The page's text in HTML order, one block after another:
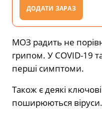
ДОДАТИ ЗАРАЗ
МОЗ радить не
грипом. У COVID-19
перші симптоми.
Також є деякі
поширюються віруси.